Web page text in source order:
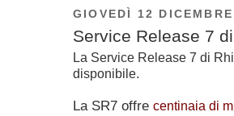
GIOVEDÌ 12
Service Release 7
La Service Release 7 di
disponibile.
La SR7 offre centinaia di